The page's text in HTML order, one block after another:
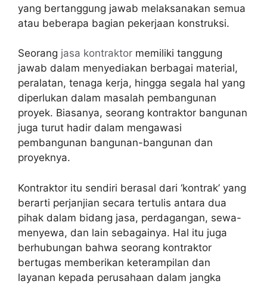
yang bertanggung jawab melaksanakan semua
atau beberapa bagian pekerjaan konstruksi.
Seorang jasa kontraktor memiliki tanggung
jawab dalam menyediakan berbagai material,
peralatan, tenaga kerja, hingga segala hal yang
diperlukan dalam masalah pembangunan
proyek. Biasanya, seorang kontraktor bangunan
juga turut hadir dalam mengawasi
pembangunan bangunan-bangunan dan
proyeknya.
Kontraktor itu sendiri berasal dari ‘kontrak’ yang
berarti perjanjian secara tertulis antara dua
pihak dalam bidang jasa, perdagangan, sewa-
menyewa, dan lain sebagainya. Hal itu juga
berhubungan bahwa seorang kontraktor
bertugas memberikan keterampilan dan
layanan kepada perusahaan dalam jangka